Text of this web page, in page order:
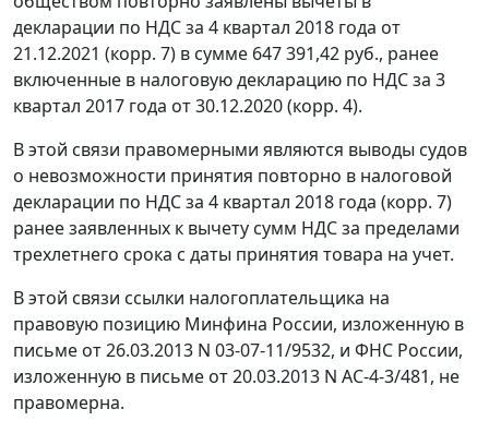
декларации по НДС за 4 квартал 2018 года от
21.12.2021 (корр. 7) в сумме 647 391,42 руб., ранее
включенные в налоговую декларацию по НДС за 3
квартал 2017 года от 30.12.2020 (корр. 4).
В этой связи правомерными являются выводы судов
о невозможности принятия повторно в налоговой
декларации по НДС за 4 квартал 2018 года (корр. 7)
ранее заявленных к вычету сумм НДС за пределами
трехлетнего срока с даты принятия товара на учет.
В этой связи ссылки налогоплательщика на
правовую позицию Минфина России, изложенную в
письме от 26.03.2013 N 03-07-11/9532, и ФНС России,
изложенную в письме от 20.03.2013 N АС-4-3/481, не
правомерна.